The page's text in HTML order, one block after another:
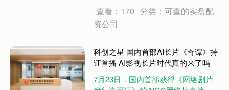
务，让用户解放双手，实现“动动嘴，
让Agent干活”。 目前，Agent的交互
形式以文本为主，....
查看：170 分类：可查的实盘配
资公司
科创之星 国内首部AI长片《奇谭》持
证首播 AI影视长片时代真的来了吗
7月23日，国内首部获得《网络剧片